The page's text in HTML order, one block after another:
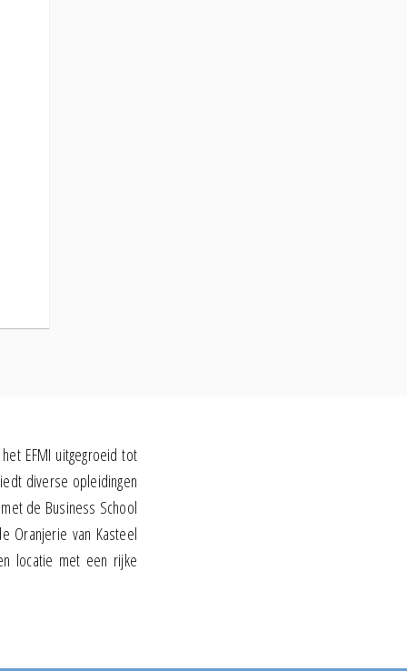
EFMI uitgegroeid tot
diverse opleidingen
de Business School
Oranjerie van Kasteel
locatie met een rijke